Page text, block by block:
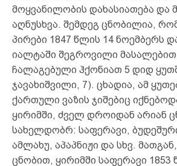
მოყვანილობის დახასიათება და
აღნუსხვა. შემდეგ ცნობილია,
პირები 1847 წლის 14 ნოემბერს
იალტაში შეგროვილი
ჩალაგებული ჰქონიათ 5 დიდ
ჯავახიშვილი, 7). ცხადია, ამ
ქართული ვაზის ჯიშებიც
ყირიმში, ძველ დროიდან არიან
სახელდობრ: საფერავი,
ამლახუ, აპაპნიჟი და სხვ.
ცნობით, ყირიმში საფერავი 1853